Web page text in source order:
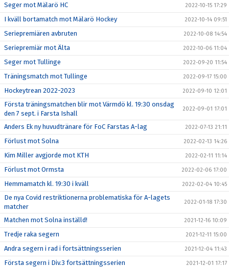
Seger mot Mälarö HC 2022-10-15 17:29
I kväll bortamatch mot Mälarö Hockey 2022-10-14 09:51
Seriepremiären avbruten 2022-10-08 14:54
Seriepremiär mot Älta 2022-10-06 11:04
Seger mot Tullinge 2022-09-20 11:54
Träningsmatch mot Tullinge 2022-09-17 15:00
Hockeytrean 2022-2023 2022-09-10 12:01
Första träningsmatchen blir mot Värmdö kl. 19:30 onsdag
den 7 sept. i Farsta Ishall
2022-09-01 17:01
Anders Ek ny huvudtränare för FoC Farstas A-lag 2022-07-13 21:11
Förlust mot Solna 2022-02-13 14:26
Kim Miller avgjorde mot KTH 2022-02-11 11:14
Förlust mot Ormsta 2022-02-06 17:00
Hemmamatch kl. 19:30 i kväll 2022-02-04 10:45
De nya Covid restriktionerna problematiska för A-lagets
matcher
2022-01-18 17:30
Matchen mot Solna inställd! 2021-12-16 10:09
Tredje raka segern 2021-12-11 15:00
Andra segern i rad i fortsättningsserien 2021-12-04 11:43
Första segern i Div.3 fortsättningsserien 2021-12-01 17:17